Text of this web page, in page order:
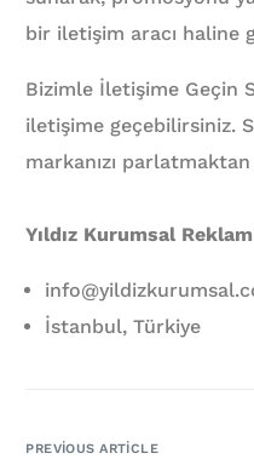
bir iletişim aracı haline
Bizimle İletişime Geçin
iletişime geçebilirsiniz.
markanızı
Yıldız Kurumsal
İstanbul, Türkiye
PREVIOUS ARTICLE